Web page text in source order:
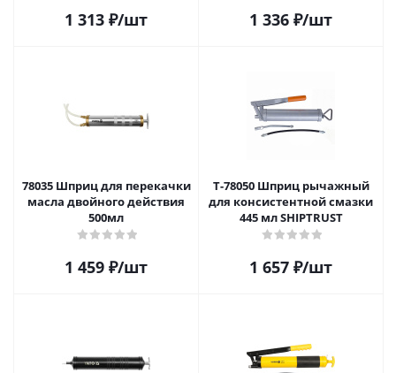
1 313 ₽/шт 1 336 ₽/шт
78035 Шприц для перекачки
масла двойного действия
500мл
1 459 ₽/шт
T-78050 Шприц рычажный
для консистентной смазки
445 мл SHIPTRUST
1 657 ₽/шт